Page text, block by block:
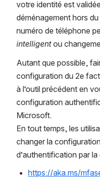
votre identité est
déménagement hors
intelligent ou
Autant que possible,
configuration du 2e
à l’outil précédent en
configuration
Microsoft.
En tout temps, les
changer la
d’authentification par
https://aka.ms/